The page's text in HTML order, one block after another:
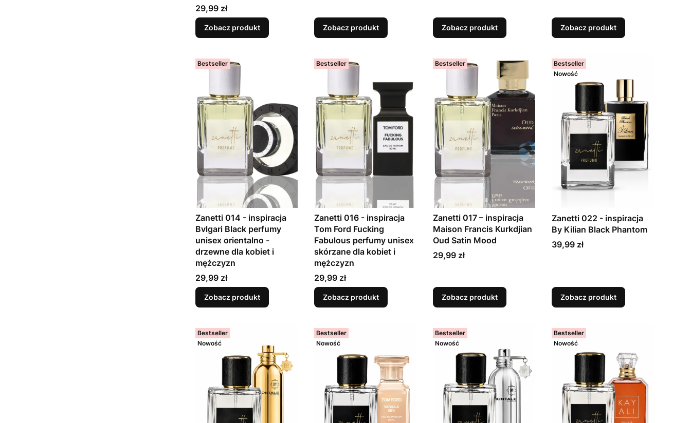
Cena
29,99 zł
Zobacz produkt Zobacz produkt Zobacz produkt Zobacz produkt
Bestseller
Zanetti 014 - inspiracja
Bvlgari Black perfumy
unisex orientalno -
drzewne dla kobiet i
mężczyzn
Cena
29,99 zł
Zobacz produkt
Bestseller
Zanetti 016 - inspiracja
Tom Ford Fucking
Fabulous perfumy unisex
skórzane dla kobiet i
mężczyzn
Cena
29,99 zł
Zobacz produkt
Bestseller
Zanetti 017 – inspiracja
Maison Francis Kurkdjian
Oud Satin Mood
Cena
29,99 zł
Zobacz produkt
Bestseller
Nowość
Zanetti 022 - inspiracja
By Kilian Black Phantom
Cena
39,99 zł
Zobacz produkt
Bestseller
Nowość
Bestseller
Nowość
Bestseller
Nowość
Bestseller
Nowość